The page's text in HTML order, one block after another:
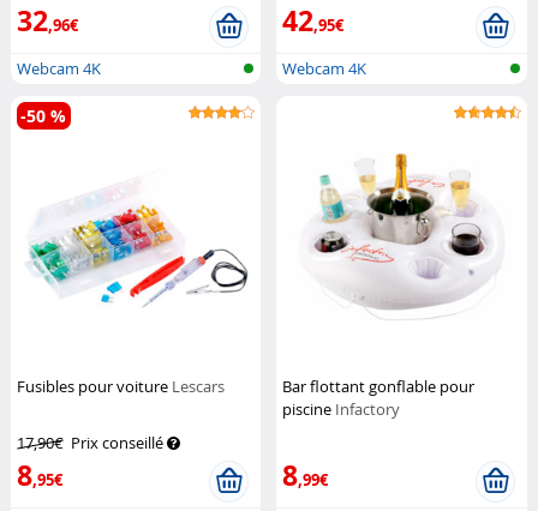
32,96€
Webcam 4K
42,95€
Webcam 4K
Fusibles pour voiture Lescars
17,90€ Prix conseillé
8,95€
-50 %
Bar flottant gonflable pour
piscine Infactory
8,99€